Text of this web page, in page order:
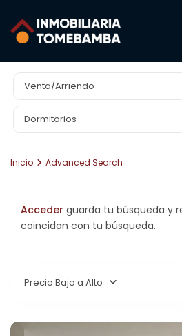
Venta/Arriendo
Dormitorios
Inicio Advanced Search
Acceder guarda tu búsqueda y
coincidan con tu búsqueda.
Precio Bajo a Alto